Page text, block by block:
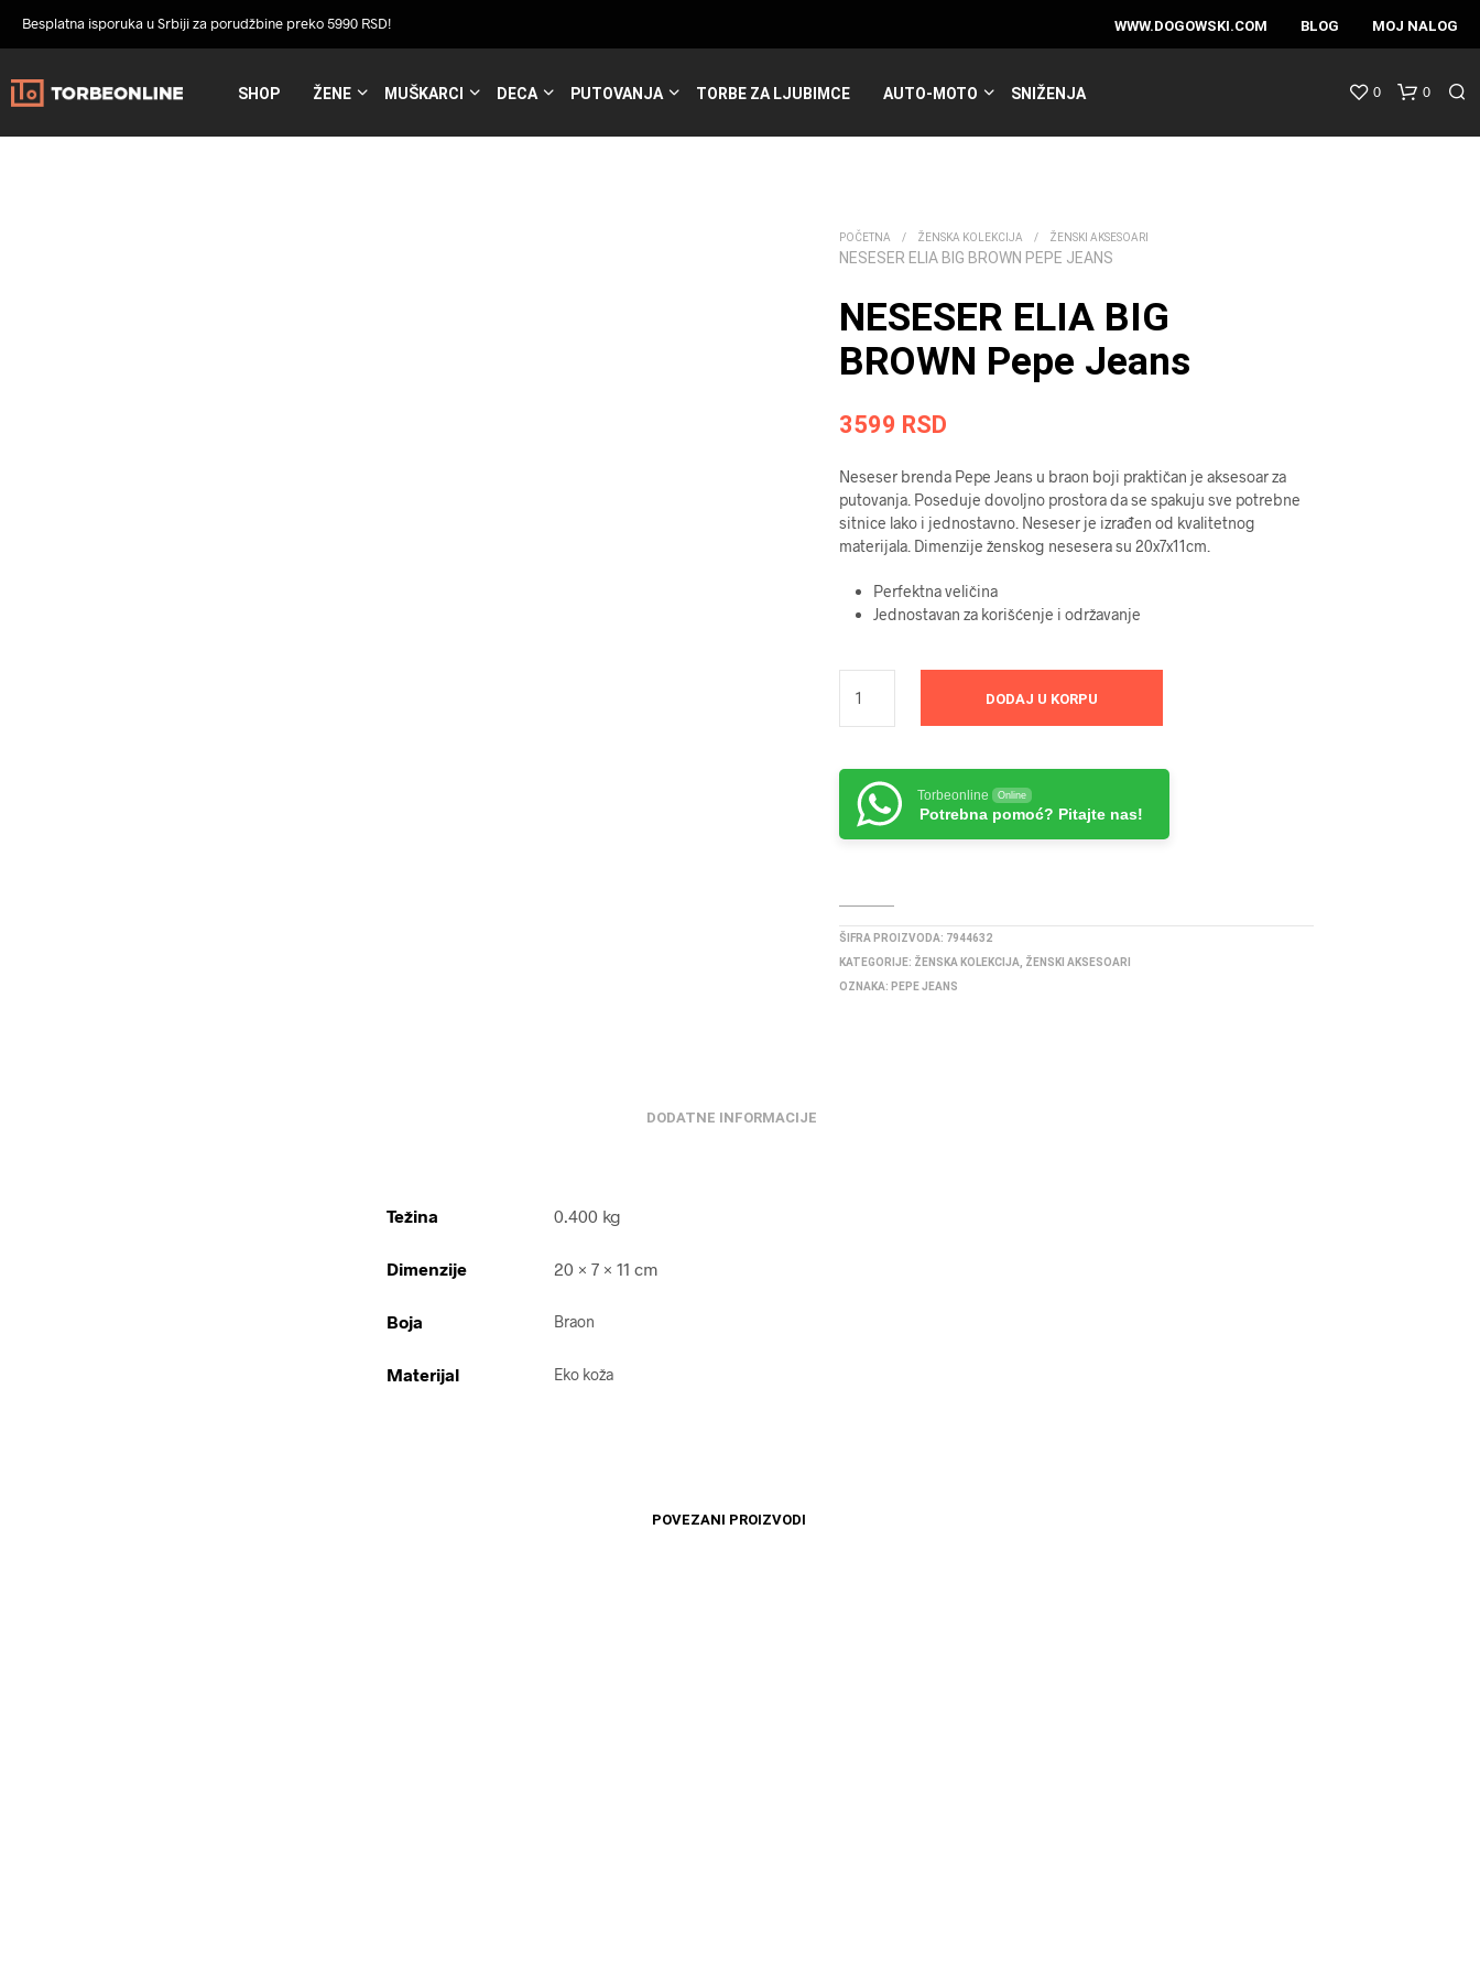
Besplatna isporuka u Srbiji za porudžbine preko 5990 RSD! WWW.DOGOWSKI.COM BLOG MOJ NALOG
SHOP ŽENE MUŠKARCI DECA PUTOVANJA TORBE ZA LJUBIMCE AUTO-MOTO SNIŽENJA 0 0
POČETNA / ŽENSKA KOLEKCIJA / ŽENSKI AKSESOARI
NESESER ELIA BIG BROWN PEPE JEANS
NESESER ELIA BIG
BROWN Pepe Jeans
3599 RSD
Neseser brenda Pepe Jeans u braon boji praktičan je aksesoar za
putovanja. Poseduje dovoljno prostora da se spakuju sve potrebne
sitnice lako i jednostavno. Neseser je izrađen od kvalitetnog
materijala. Dimenzije ženskog nesesera su 20x7x11cm.
Perfektna veličina
Jednostavan za korišćenje i održavanje
DODAJ U KORPU
Torbeonline Online
Potrebna pomoć? Pitajte nas!
ŠIFRA PROIZVODA: 7944632
KATEGORIJE: ŽENSKA KOLEKCIJA
ŽENSKI AKSESOARI
OZNAKA: PEPE JEANS
DODATNE INFORMACIJE
Težina 0.400 kg
Dimenzije 20 × 7 × 11 cm
Boja Braon
Materijal Eko koža
POVEZANI PROIZVODI